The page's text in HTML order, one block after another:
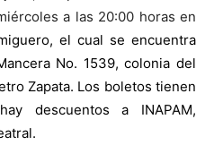
a las 20:00 horas en
el cual se encuentra
No. 1539, colonia del
Zapata. Los boletos tienen
descuentos a INAPAM,